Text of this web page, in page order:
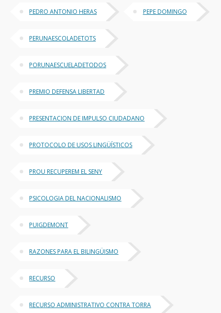
PEDRO ANTONIO HERAS PEPE DOMINGO
PERUNAESCOLADETOTS
PORUNAESCUELADETODOS
PREMIO DEFENSA LIBERTAD
PRESENTACION DE IMPULSO CIUDADANO
PROTOCOLO DE USOS LINGÜÍSTICOS
PROU RECUPEREM EL SENY
PSICOLOGIA DEL NACIONALISMO
PUIGDEMONT
RAZONES PARA EL BILINGÜISMO
RECURSO
RECURSO ADMINISTRATIVO CONTRA TORRA